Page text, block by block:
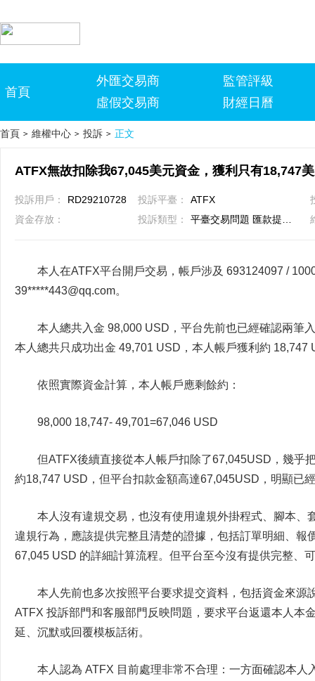
首頁
外匯交易商
虛假交易商
監管評級
財經日曆
首頁 > 維權中心 > 投訴 > 正文
投訴用戶： RD29210728 投訴平臺： ATFX
資金存放：
投訴類型：
本人在ATFX平台開戶交易，帳戶涉及 693124097 /
39*****443@qq.com。
本人總共入金 98,000 USD，平台先前也已經確認兩筆
本人總共只成功出金 49,701 USD，本人帳戶獲利約 18,747
依照實際資金計算，本人帳戶應剩餘約：
98,000 18,747- 49,701=67,046 USD
但ATFX後續直接從本人帳戶扣除了67,045USD，幾乎
約18,747 USD，但平台扣款金額高達67,045USD，明顯已
本人沒有違規交易，也沒有使用違規外掛程式、腳本
違規行為，應該提供完整且清楚的證據，包括訂單明細、
67,045 USD 的詳細計算流程。但平台至今沒有提供完整、
本人先前也多次按照平台要求提交資料，包括資金來
ATFX 投訴部門和客服部門反映問題，要求平台返還本人本
延、沉默或回覆模板話術。
本人認為 ATFX 目前處理非常不合理：一方面確認本